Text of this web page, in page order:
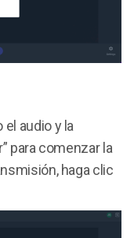
audio y la
para comenzar la
haga clic